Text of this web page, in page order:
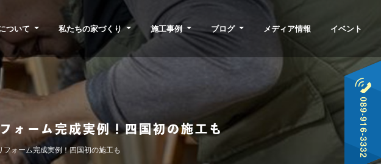
ついて 私たちの家づくり 施工事例 ブログ メディア情報 イベント
ォーム完成実例！四国初の施工も
フォーム完成実例！四国初の施工も